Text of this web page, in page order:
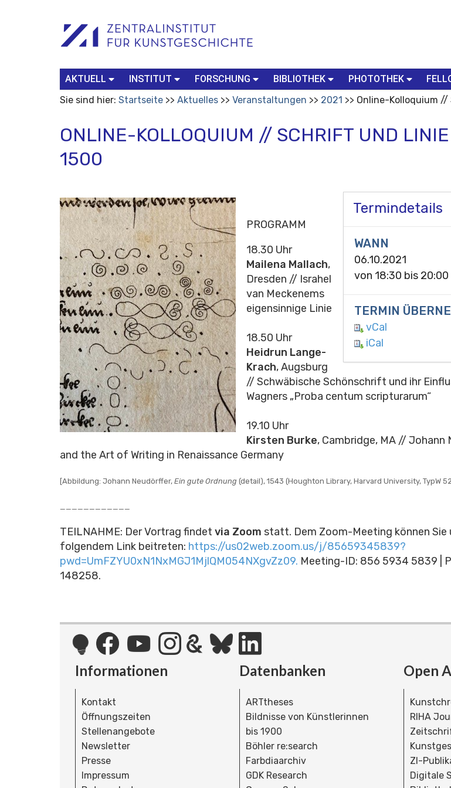
Werkzeuge
Search…
AKTUELL INSTITUT FORSCHUNG BIBLIOTHEK PHOTOTHEK
Sie sind hier: Startseite Aktuelles Veranstaltungen 2021 Online-Kolloquium
ONLINE-KOLLOQUIUM // SCHRIFT UND
1500
Termindetails
WANN
06.10.2021
von 18:30 bis 20:00
TERMIN
vCal
iCal
PROGRAMM
18.30 Uhr
Mailena Mallach,
Dresden // Israhel
van Meckenems
eigensinnige Linie
18.50 Uhr
Heidrun Lange-
Krach, Augsburg
// Schwäbische Schönschrift und ihr
Wagners „Proba centum scripturarum“
19.10 Uhr
Kirsten Burke, Cambridge, MA // Johann
and the Art of Writing in Renaissance Germany
[Abbildung: Johann Neudörffer, Ein gute Ordnung (detail), 1543 (Houghton Library, Harvard University, TypW
TEILNAHME: Der Vortrag findet via Zoom statt. Dem Zoom-Meeting können Sie
folgendem Link beitreten: https://us02web.zoom.us/j/85659345839?
pwd=UmFZYU0xN1NxMGJ1MjlQM054NXgvZz09. Meeting-ID: 856 5934 5839 |
148258.
Informationen
Kontakt
Öffnungszeiten
Stellenangebote
Newsletter
Presse
Impressum
Datenbanken
ARTtheses
Bildnisse von Künstlerinnen
bis 1900
Böhler re:search
Farbdiaarchiv
GDK Research
Open
RIHA
ZI-
Digitale